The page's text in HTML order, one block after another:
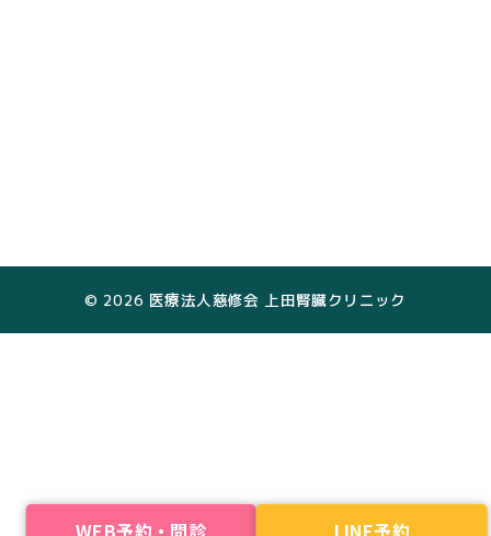
© 2026 医療法人慈修会 上田腎臓クリニック
WEB予約・問診 LINE予約